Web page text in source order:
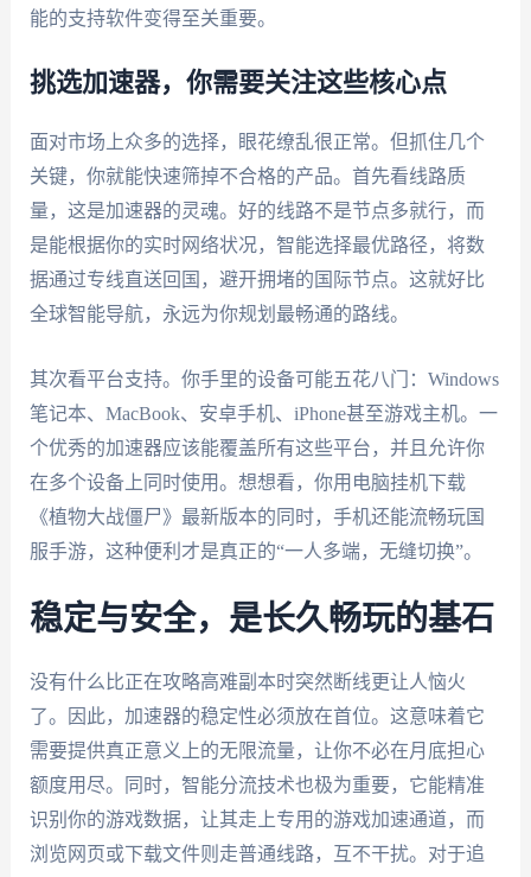
能的支持软件变得至关重要。
挑选加速器，你需要关注这些核心点
面对市场上众多的选择，眼花缭乱很正常。但抓住几个
关键，你就能快速筛掉不合格的产品。首先看线路质
量，这是加速器的灵魂。好的线路不是节点多就行，而
是能根据你的实时网络状况，智能选择最优路径，将数
据通过专线直送回国，避开拥堵的国际节点。这就好比
全球智能导航，永远为你规划最畅通的路线。
其次看平台支持。你手里的设备可能五花八门：Windows
笔记本、MacBook、安卓手机、iPhone甚至游戏主机。一
个优秀的加速器应该能覆盖所有这些平台，并且允许你
在多个设备上同时使用。想想看，你用电脑挂机下载
《植物大战僵尸》最新版本的同时，手机还能流畅玩国
服手游，这种便利才是真正的“一人多端，无缝切换”。
稳定与安全，是长久畅玩的基石
没有什么比正在攻略高难副本时突然断线更让人恼火
了。因此，加速器的稳定性必须放在首位。这意味着它
需要提供真正意义上的无限流量，让你不必在月底担心
额度用尽。同时，智能分流技术也极为重要，它能精准
识别你的游戏数据，让其走上专用的游戏加速通道，而
浏览网页或下载文件则走普通线路，互不干扰。对于追